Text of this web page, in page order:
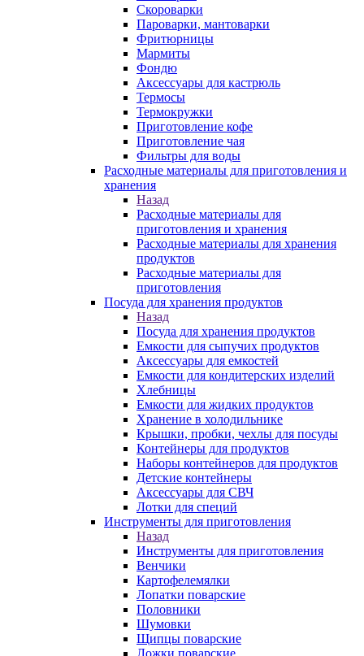
Скороварки
Пароварки, мантоварки
Фритюрницы
Мармиты
Фондю
Аксессуары для кастрюль
Термосы
Термокружки
Приготовление кофе
Приготовление чая
Фильтры для воды
Расходные материалы для приготовления и
хранения
Назад
Расходные материалы для
приготовления и хранения
Расходные материалы для хранения
продуктов
Расходные материалы для
приготовления
Посуда для хранения продуктов
Назад
Посуда для хранения продуктов
Емкости для сыпучих продуктов
Аксессуары для емкостей
Емкости для кондитерских изделий
Хлебницы
Емкости для жидких продуктов
Хранение в холодильнике
Крышки, пробки, чехлы для посуды
Контейнеры для продуктов
Наборы контейнеров для продуктов
Детские контейнеры
Аксессуары для СВЧ
Лотки для специй
Инструменты для приготовления
Назад
Инструменты для приготовления
Венчики
Картофелемялки
Лопатки поварские
Половники
Шумовки
Щипцы поварские
Ложки поварские